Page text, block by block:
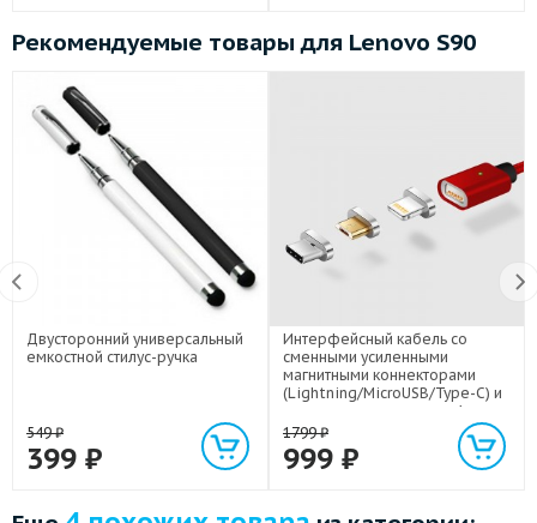
Рекомендуемые товары для Lenovo S90
Двусторонний универсальный
емкостной стилус-ручка
549₽
399 ₽
Интерфейсный кабель со
сменными усиленными
магнитными коннекторами
(Lightning/MicroUSB/Type-C) и
световым индикатором 1м
1799₽
999 ₽